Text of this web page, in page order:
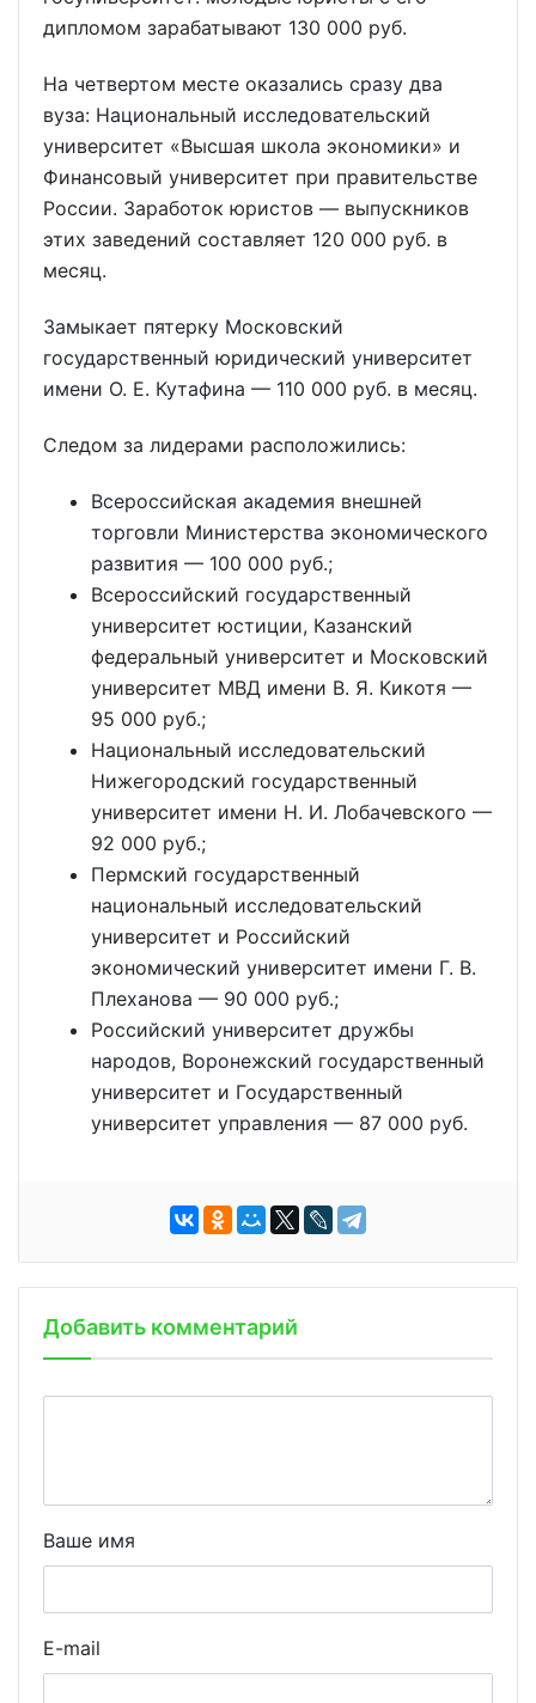
дипломом зарабатывают 130 000 руб.
На четвертом месте оказались сразу два
вуза: Национальный исследовательский
университет «Высшая школа экономики» и
Финансовый университет при правительстве
России. Заработок юристов — выпускников
этих заведений составляет 120 000 руб. в
месяц.
Замыкает пятерку Московский
государственный юридический университет
имени О. Е. Кутафина — 110 000 руб. в месяц.
Следом за лидерами расположились:
Всероссийская академия внешней
торговли Министерства экономического
развития — 100 000 руб.;
Всероссийский государственный
университет юстиции, Казанский
федеральный университет и Московский
университет МВД имени В. Я. Кикотя —
95 000 руб.;
Национальный исследовательский
Нижегородский государственный
университет имени Н. И. Лобачевского —
92 000 руб.;
Пермский государственный
национальный исследовательский
университет и Российский
экономический университет имени Г. В.
Плеханова — 90 000 руб.;
Российский университет дружбы
народов, Воронежский государственный
университет и Государственный
университет управления — 87 000 руб.
Добавить комментарий
Ваше имя
E-mail